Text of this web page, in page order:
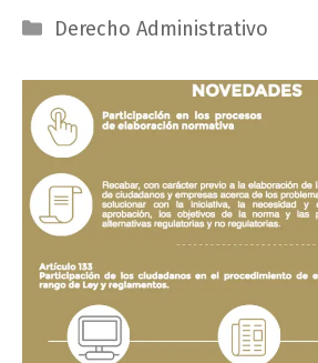
Categorías
Derecho Administrativo